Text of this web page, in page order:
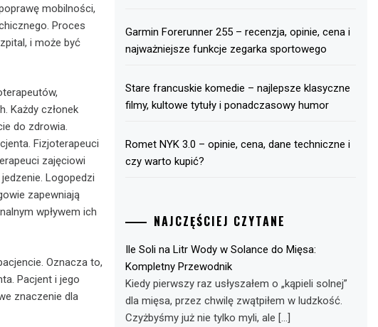
mobilności,
Proces
i może być
Każdy członek
do zdrowia.
Fizjoterapeuci
zajęciowi
Logopedzi
zapewniają
wpływem ich
Oznacza to,
Pacjent i jego
znaczenie dla
Garmin Forerunner 255 – recenzja, opinie, cena i
najważniejsze funkcje zegarka sportowego
Stare francuskie komedie – najlepsze klasyczne
filmy, kultowe tytuły i ponadczasowy humor
Romet NYK 3.0 – opinie, cena, dane techniczne i
czy warto kupić?
NAJCZĘŚCIEJ CZYTANE
Ile Soli na Litr Wody w Solance do Mięsa:
Kompletny Przewodnik
Kiedy pierwszy raz usłyszałem o „kąpieli solnej”
dla mięsa, przez chwilę zwątpiłem w ludzkość.
Czyżbyśmy już nie tylko myli, ale […]